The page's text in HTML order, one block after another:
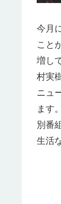
今月
こと
増し
村実
ニュ
ます
別番
生活